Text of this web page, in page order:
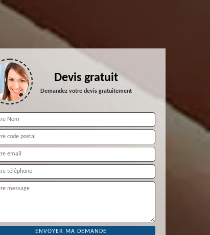
Devis gratuit
Demandez votre devis gratuitement